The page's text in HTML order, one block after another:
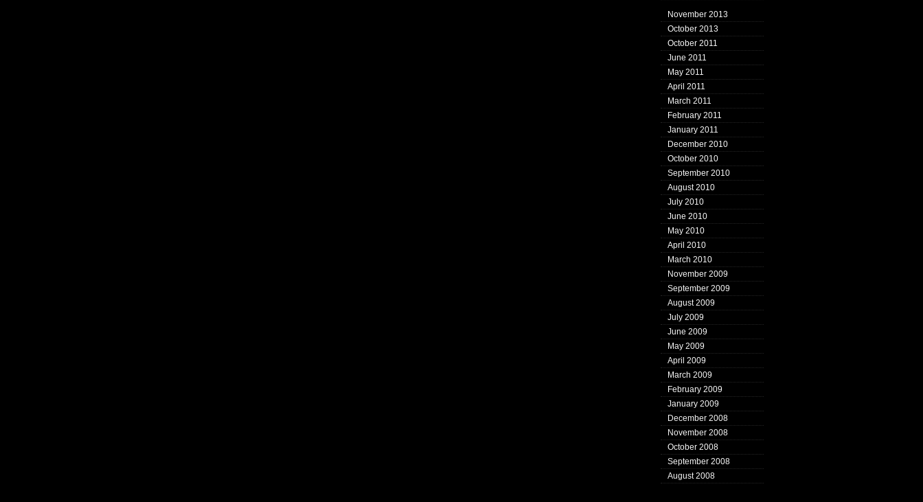
November 2013
October 2013
October 2011
June 2011
May 2011
April 2011
March 2011
February 2011
January 2011
December 2010
October 2010
September 2010
August 2010
July 2010
June 2010
May 2010
April 2010
March 2010
November 2009
September 2009
August 2009
July 2009
June 2009
May 2009
April 2009
March 2009
February 2009
January 2009
December 2008
November 2008
October 2008
September 2008
August 2008